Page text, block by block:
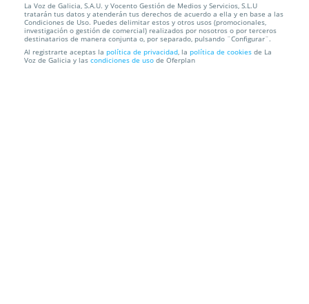
Entradas REINVENTIO. Vigo. Domingo 14
decembro. Oferta limit...
Teatro Afundación Vigo
La Voz de Galicia, S.A.U. y Vocento Gestión de Medios y Servicios, S.L.U
tratarán tus datos y atenderán tus derechos de acuerdo a ella y en base a las
Condiciones de Uso. Puedes delimitar estos y otros usos (promocionales,
investigación o gestión de comercial) realizados por nosotros o por terceros
destinatarios de manera conjunta o, por separado, pulsando ¨Configurar¨.
Al registrarte aceptas la política de privacidad, la política de cookies de La
Voz de Galicia y las condiciones de uso de Oferplan